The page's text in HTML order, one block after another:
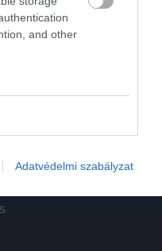
and other
Adatvédelmi szabályzat
kóstolgass
Gyémánt világát!